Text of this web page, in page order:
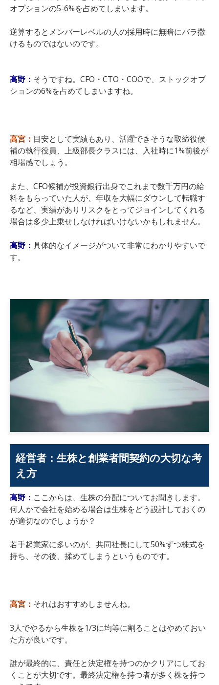
オプションの5-6%を占めてしまいます。
逆算するとメンバーレベルの人の採用時に無暗にバラ撒
けるものではないのです。
高野： そうですね。CFO・CTO・COOで、ストックオプ
ションの6%を占めてしまいますね。
高宮： 目安として実績もあり、活躍できそうな取締役候
補の執行役員、上級部長クラスには、入社時に1%前後が
相場感でしょう。
また、CFO候補が投資銀行出身でこれまで数千万円の給
料をもらっていた人が、年収を大幅にダウンして転職す
るなど、実績がありリスクをとってジョインしてくれる
場合は多少上乗せしなければいけないかもしれません。
高野： 具体的なイメージがついて非常にわかりやすいで
す。
経営者：生株と創業者間契約の大切な考
え方
高野： ここからは、生株の分配についてお聞きします。
何人かで会社を始める場合は生株をどう設計しておくの
が適切なのでしょうか？
若手起業家に多いのが、共同社長にして50%ずつ株式を
持ち、その後、揉めてしまうというものです。
高宮： それはおすすめしませんね。
3人でやるから生株を1/3に均等に割ることはやめておい
た方が良いです。
誰が最終的に、責任と決定権を持つのかクリアにしてお
くことが大切です。最終決定権を持つ者が多く株を持つ